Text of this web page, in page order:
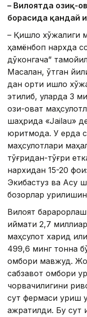
– Вилоятда озиқ-
борасида қандай
– Қишлоқ хўжалиги
ҳамёнбоп нархда
дўконгача”
Масалан, ўтган
дан ортиқ қишлоқ
этилиб, уларда 3
озиқ-овқат
шаҳрида «Jailau»
юритмоқда. У ерда
маҳсулотлари
тўғридан-тўғри
нархидан 15-20
Экибастуз ва Ақсу
бозорлар
Вилоят
қиймати 2,7
маҳсулот харид
499,6 минг тонна
омбори мавжуд.
сабзавот омбори
чорвачилигини
сут фермаси қуриш
ажратилди. Бу сут